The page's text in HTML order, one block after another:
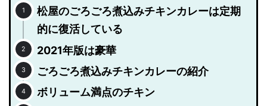
松屋のごろごろ煮込みチキンカレーは定期
的に復活している
2021年版は豪華
ごろごろ煮込みチキンカレーの紹介
ボリューム満点のチキン